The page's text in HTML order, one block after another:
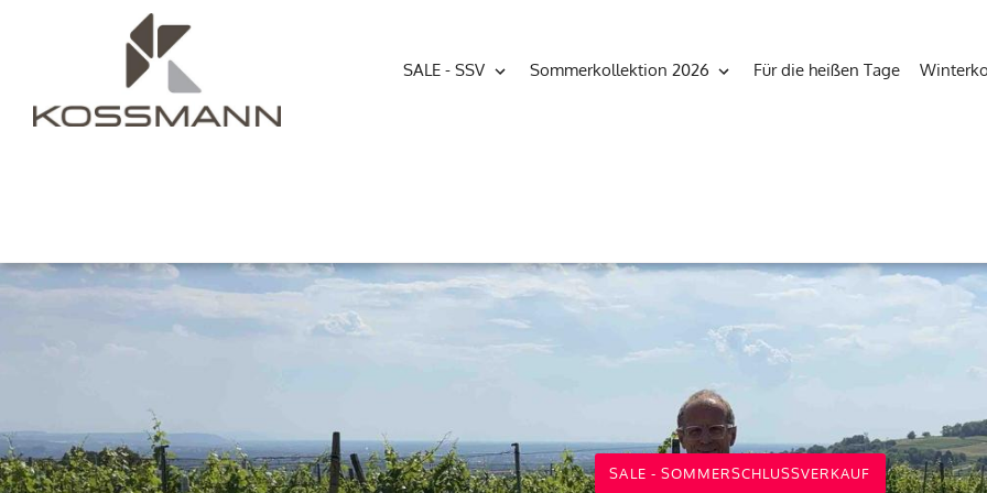
Direkt
SALE - SSV Sommerkollektion 2026 Für die heißen Tage
SALE - SOMMERSCHLUSSVERKAUF